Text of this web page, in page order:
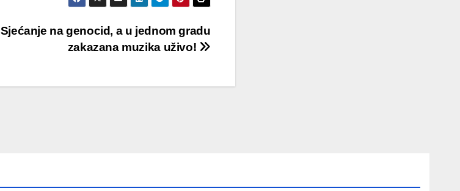
Sjećanje na genocid, a u jednom gradu
zakazana muzika uživo!